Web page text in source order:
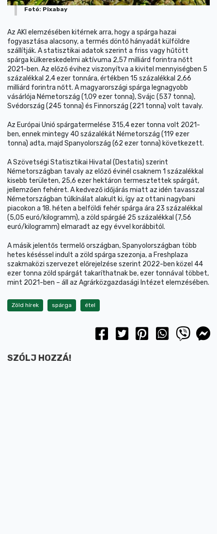
Fotó: Pixabay
Az AKI elemzésében kitérnek arra, hogy a spárga hazai
fogyasztása alacsony, a termés döntő hányadát külföldre
szállítják. A statisztikai adatok szerint a friss vagy hűtött
spárga külkereskedelmi aktívuma 2,57 milliárd forintra nőtt
2021-ben. Az előző évihez viszonyítva a kivitel mennyiségben 5
százalékkal 2,4 ezer tonnára, értékben 15 százalékkal 2,66
milliárd forintra nőtt. A magyarországi spárga legnagyobb
vásárlója Németország (1,09 ezer tonna), Svájc (537 tonna),
Svédország (245 tonna) és Finnország (221 tonna) volt tavaly.
Az Európai Unió spárgatermelése 315,4 ezer tonna volt 2021-
ben, ennek mintegy 40 százalékát Németország (119 ezer
tonna) adta, majd Spanyolország (62 ezer tonna) következett.
A Szövetségi Statisztikai Hivatal (Destatis) szerint
Németországban tavaly az előző évinél csaknem 1 százalékkal
kisebb területen, 25,6 ezer hektáron termesztettek spárgát,
jellemzően fehéret. A kedvező időjárás miatt az idén tavasszal
Németországban túlkínálat alakult ki, így az ottani nagybani
piacokon a 18. héten a belföldi fehér spárga ára 23 százalékkal
(5,05 euró/kilogramm), a zöld spárgáé 25 százalékkal (7,56
euró/kilogramm) elmaradt az egy évvel korábbitól.
A másik jelentős termelő országban, Spanyolországban több
hetes késéssel indult a zöld spárga szezonja, a Freshplaza
szakmaközi szervezet előrejelzése szerint 2022-ben közel 44
ezer tonna zöld spárgát takaríthatnak be, ezer tonnával többet,
mint 2021-ben – áll az Agrárközgazdasági Intézet elemzésében.
Zöld hírek spárga étel
SZÓLJ HOZZÁ!